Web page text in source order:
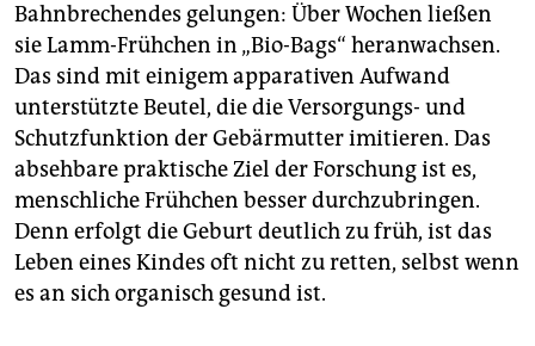
Bahnbrechendes gelungen: Über Wochen ließen
sie Lamm-Frühchen in „Bio-Bags“ heranwachsen.
Das sind mit einigem apparativen Aufwand
unterstützte Beutel, die die Versorgungs- und
Schutzfunktion der Gebärmutter imitieren. Das
absehbare praktische Ziel der Forschung ist es,
menschliche Frühchen besser durchzubringen.
Denn erfolgt die Geburt deutlich zu früh, ist das
Leben eines Kindes oft nicht zu retten, selbst wenn
es an sich organisch gesund ist.